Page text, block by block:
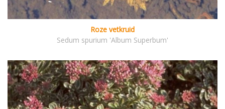
Roze vetkruid
Sedum spurium 'Album Superbum'